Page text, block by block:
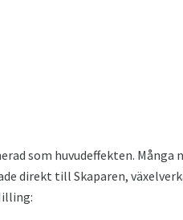
som huvudeffekten.
direkt till Skaparen,